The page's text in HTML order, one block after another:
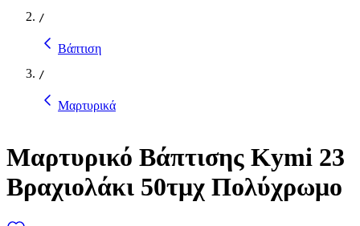
/
Βάπτιση
/
Μαρτυρικά
Μαρτυρικό Βάπτισης Kymi 23
Βραχιολάκι 50τμχ Πολύχρωμο